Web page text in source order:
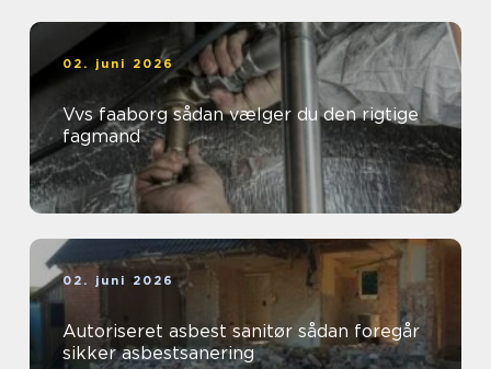
02. juni 2026
Vvs faaborg sådan vælger du den rigtige
fagmand
02. juni 2026
Autoriseret asbest sanitør sådan foregår
sikker asbestsanering